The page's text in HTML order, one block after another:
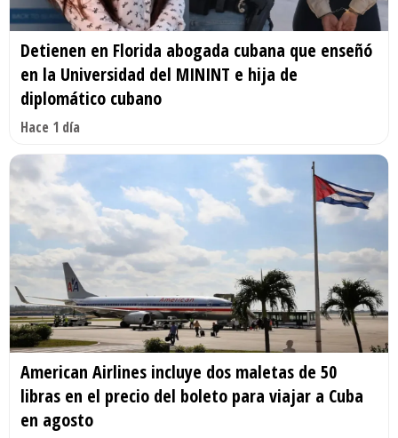
Detienen en Florida abogada cubana que enseñó
en la Universidad del MININT e hija de
diplomático cubano
Hace 1 día
American Airlines incluye dos maletas de 50
libras en el precio del boleto para viajar a Cuba
en agosto